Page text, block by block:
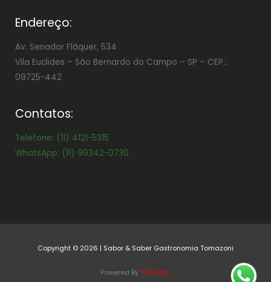
Endereço:
Av. Senador Fláquer, 534
Vila Euclides – São Bernardo do Campo – SP – CEP.:
09725-442
Contatos:
Telefone: (11) 4121-5315
WhatsApp: (11) 99342-0730
Copyright © 2026 | Sabor & Saber Gastronomia Tomazoni
Powered By Y2Studio